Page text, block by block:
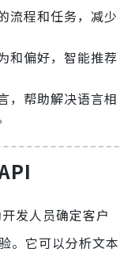
流程和任务，减少
和偏好，智能推荐
，帮助解决语言相
发人员确定客户
。它可以分析文本